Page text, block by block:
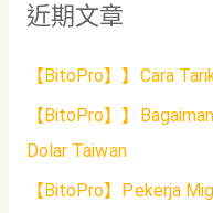
近期文章
【BitoPro】】Cara
【BitoPro】】
Dolar Taiwan
【BitoPro】Pekerja